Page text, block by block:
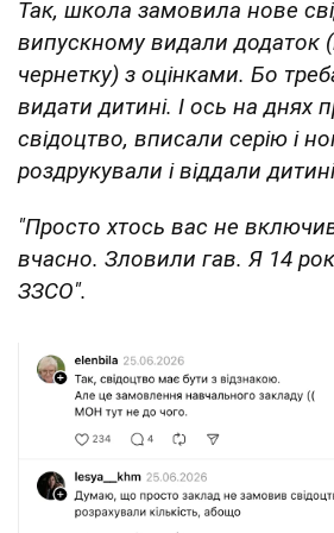
Так, школа замовила нове
випускному видали додаток
чернетку) з оцінками. Бо
видати дитині. І ось на днях
свідоцтво, вписали серію і
роздрукували і віддали
"Просто хтось вас не
вчасно. Зловили гав. Я 14
ЗЗСО".